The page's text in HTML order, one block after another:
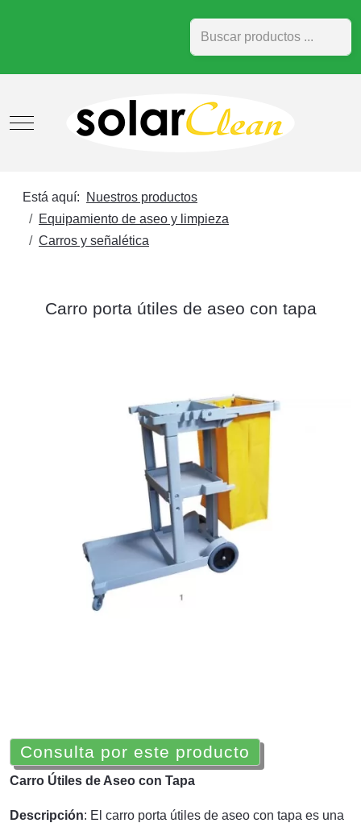
Buscar
Mobile Menu Toggle
Está aquí:
Nuestros productos
Equipamiento de aseo y limpieza
Carros y señalética
Carro porta útiles de aseo con tapa
Consulta por este producto
Carro Útiles de Aseo con Tapa
Descripción: El carro porta útiles de aseo con tapa es una